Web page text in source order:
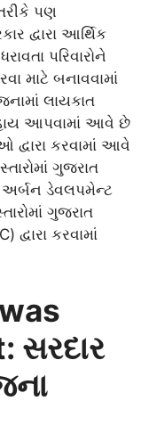
પણ
દ્વારા આર્થિક
પરિવારોને
માટે બનાવવામાં
લાયકાત
આપવામાં આવે છે
કરવામાં આવે
ગુજરાત
અર્બન ડેવલપમેન્ટ
ગુજરાત
દ્વારા કરવામાં
સરદાર